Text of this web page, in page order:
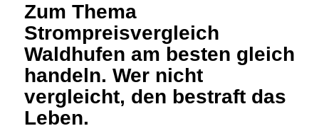
Zum Thema
Strompreisvergleich
Waldhufen am besten gleich
handeln. Wer nicht
vergleicht, den bestraft das
Leben.